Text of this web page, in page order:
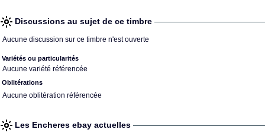
Discussions au sujet de ce timbre
Aucune discussion sur ce timbre n'est ouverte
Variétés ou particularités
Aucune variété référencée
Oblitérations
Aucune oblitération référencée
Les Encheres ebay actuelles